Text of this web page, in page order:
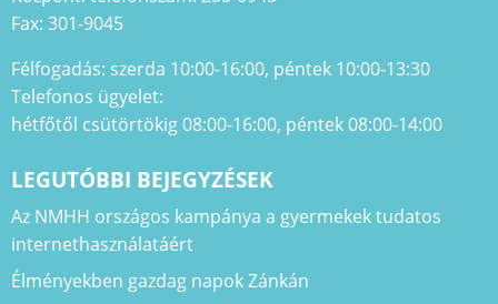
Fax: 301-9045
Félfogadás: szerda 10:00-16:00, péntek 10:00-13:30
Telefonos ügyelet:
hétfőtől csütörtökig 08:00-16:00, péntek 08:00-14:00
LEGUTÓBBI BEJEGYZÉSEK
Az NMHH országos kampánya a gyermekek tudatos
internethasználatáért
Élményekben gazdag napok Zánkán